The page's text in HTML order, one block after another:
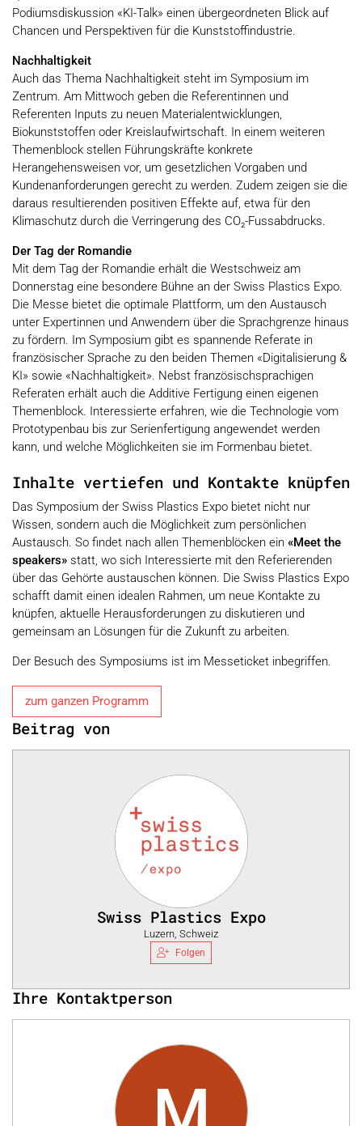
Podiumsdiskussion «KI-Talk» einen übergeordneten Blick auf
Chancen und Perspektiven für die Kunststoffindustrie.
Nachhaltigkeit
Auch das Thema Nachhaltigkeit steht im Symposium im
Zentrum. Am Mittwoch geben die Referentinnen und
Referenten Inputs zu neuen Materialentwicklungen,
Biokunststoffen oder Kreislaufwirtschaft. In einem weiteren
Themenblock stellen Führungskräfte konkrete
Herangehensweisen vor, um gesetzlichen Vorgaben und
Kundenanforderungen gerecht zu werden. Zudem zeigen sie die
daraus resultierenden positiven Effekte auf, etwa für den
Klimaschutz durch die Verringerung des CO₂-Fussabdrucks.
Der Tag der Romandie
Mit dem Tag der Romandie erhält die Westschweiz am
Donnerstag eine besondere Bühne an der Swiss Plastics Expo.
Die Messe bietet die optimale Plattform, um den Austausch
unter Expertinnen und Anwendern über die Sprachgrenze hinaus
zu fördern. Im Symposium gibt es spannende Referate in
französischer Sprache zu den beiden Themen «Digitalisierung &
KI» sowie «Nachhaltigkeit». Nebst französischsprachigen
Referaten erhält auch die Additive Fertigung einen eigenen
Themenblock. Interessierte erfahren, wie die Technologie vom
Prototypenbau bis zur Serienfertigung angewendet werden
kann, und welche Möglichkeiten sie im Formenbau bietet.
Inhalte vertiefen und Kontakte knüpfen
Das Symposium der Swiss Plastics Expo bietet nicht nur
Wissen, sondern auch die Möglichkeit zum persönlichen
Austausch. So findet nach allen Themenblöcken ein «Meet the
speakers» statt, wo sich Interessierte mit den Referierenden
über das Gehörte austauschen können. Die Swiss Plastics Expo
schafft damit einen idealen Rahmen, um neue Kontakte zu
knüpfen, aktuelle Herausforderungen zu diskutieren und
gemeinsam an Lösungen für die Zukunft zu arbeiten.
Der Besuch des Symposiums ist im Messeticket inbegriffen.
zum ganzen Programm
Beitrag von
Swiss Plastics Expo
Luzern, Schweiz
Folgen
Ihre Kontaktperson